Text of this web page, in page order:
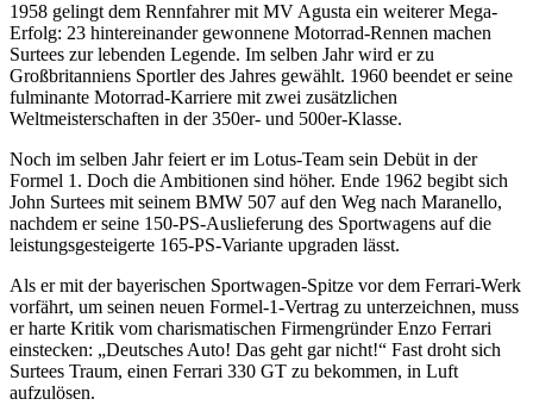
1958 gelingt dem Rennfahrer mit MV Agusta ein weiterer Mega-
Erfolg: 23 hintereinander gewonnene Motorrad-Rennen machen
Surtees zur lebenden Legende. Im selben Jahr wird er zu
Großbritanniens Sportler des Jahres gewählt. 1960 beendet er seine
fulminante Motorrad-Karriere mit zwei zusätzlichen
Weltmeisterschaften in der 350er- und 500er-Klasse.
Noch im selben Jahr feiert er im Lotus-Team sein Debüt in der
Formel 1. Doch die Ambitionen sind höher. Ende 1962 begibt sich
John Surtees mit seinem BMW 507 auf den Weg nach Maranello,
nachdem er seine 150-PS-Auslieferung des Sportwagens auf die
leistungsgesteigerte 165-PS-Variante upgraden lässt.
Als er mit der bayerischen Sportwagen-Spitze vor dem Ferrari-Werk
vorfährt, um seinen neuen Formel-1-Vertrag zu unterzeichnen, muss
er harte Kritik vom charismatischen Firmengründer Enzo Ferrari
einstecken: „Deutsches Auto! Das geht gar nicht!“ Fast droht sich
Surtees Traum, einen Ferrari 330 GT zu bekommen, in Luft
aufzulösen.